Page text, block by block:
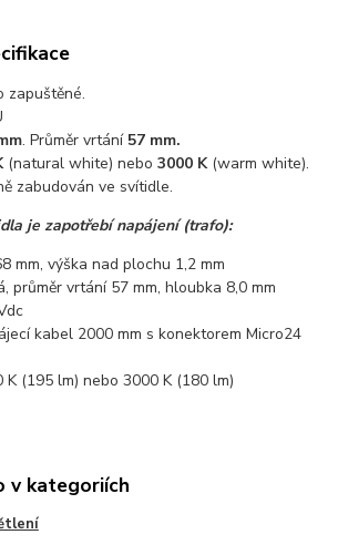
zapuštěné.
. Průměr vrtání 57 mm.
(natural white) nebo3000 K(warm white).
zabudován ve svítidle.
je zapotřebí napájení (trafo):
mm, výška nad plochu 1,2 mm
průměr vrtání 57 mm, hloubka 8,0 mm
kabel 2000 mm s konektorem Micro24
K (195 lm) nebo 3000 K (180 lm)
v kategoriích